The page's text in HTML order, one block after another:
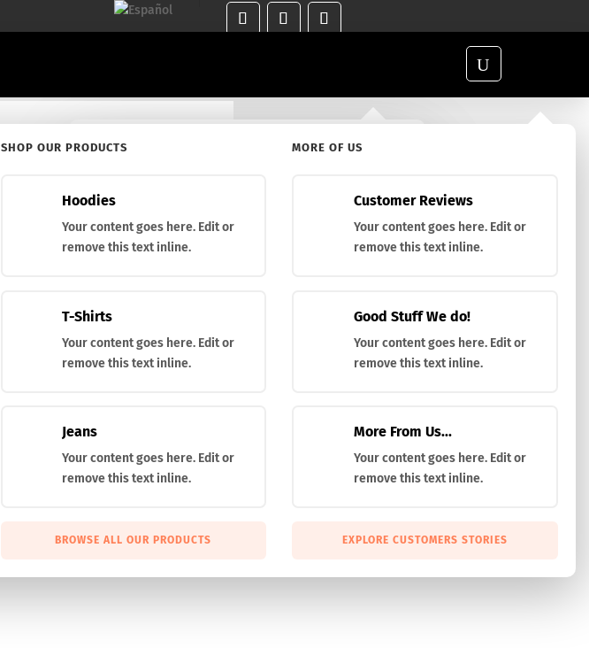
Looking for a Specific Product?
de
U
¿Buscas un producto determinado?
de
SHOP OUR PRODUCTS
Hoodies
Your content goes here. Edit or
remove this text inline.
T-Shirts
Your content goes here. Edit or
remove this text inline.
Jeans
Your content goes here. Edit or
remove this text inline.
BROWSE ALL OUR PRODUCTS
MORE OF US
Customer Reviews
Your content goes here. Edit or
remove this text inline.
Good Stuff We do!
Your content goes here. Edit or
remove this text inline.
More From Us...
Your content goes here. Edit or
remove this text inline.
EXPLORE CUSTOMERS STORIES